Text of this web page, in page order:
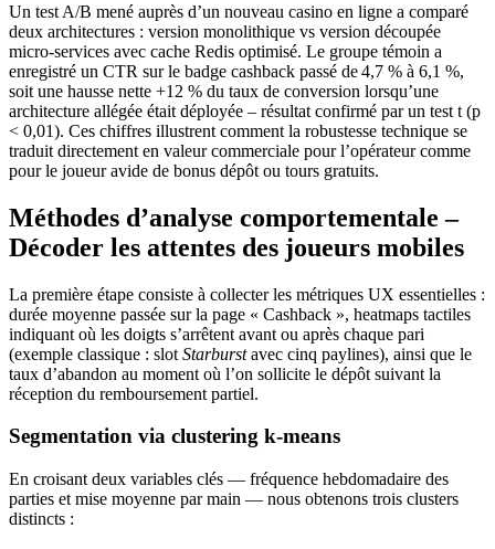
Un test A/B mené auprès d’un nouveau casino en ligne a comparé
deux architectures : version monolithique vs version découpée
micro‑services avec cache Redis optimisé. Le groupe témoin a
enregistré un CTR sur le badge cashback passé de 4,7 % à 6,1 %,
soit une hausse nette +12 % du taux de conversion lorsqu’une
architecture allégée était déployée – résultat confirmé par un test t (p
< 0,01). Ces chiffres illustrent comment la robustesse technique se
traduit directement en valeur commerciale pour l’opérateur comme
pour le joueur avide de bonus dépôt ou tours gratuits.
Méthodes d’analyse comportementale –
Décoder les attentes des joueurs mobiles
La première étape consiste à collecter les métriques UX essentielles :
durée moyenne passée sur la page « Cashback », heatmaps tactiles
indiquant où les doigts s’arrêtent avant ou après chaque pari
(exemple classique : slot Starburstavec cinq paylines), ainsi que le
taux d’abandon au moment où l’on sollicite le dépôt suivant la
réception du remboursement partiel.
Segmentation via clustering k‑means
En croisant deux variables clés — fréquence hebdomadaire des
parties et mise moyenne par main — nous obtenons trois clusters
distincts :